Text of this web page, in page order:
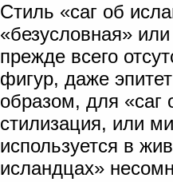
Стиль «саг об
«безусловная»
прежде всего
фигур, даже
образом, для «саг
стилизация, или
используется в
исландцах»